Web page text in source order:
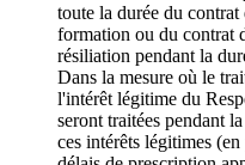
toute la durée du
formation ou du contrat
résiliation pendant la
Dans la mesure où le
l'intérêt légitime du
seront traitées pendant
ces intérêts légitimes